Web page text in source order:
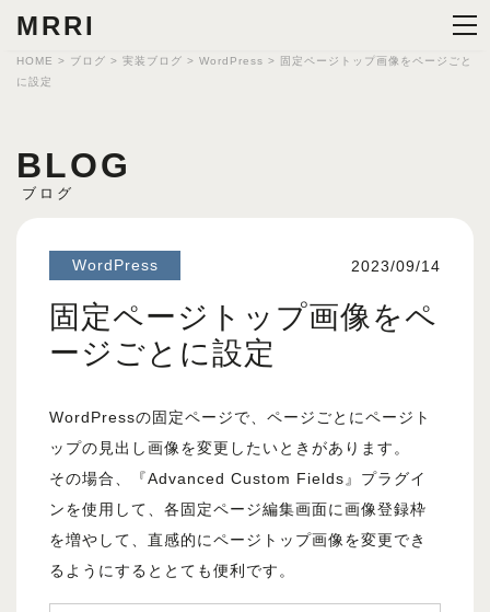
MRRI
HOME > ブログ > 実装ブログ > WordPress >
固定ページトップ画像をページごと
に設定
BLOG
ブログ
WordPress 2023/09/14
固定ページトップ画像をペ
ージごとに設定
WordPressの固定ページで、ページごとにページト
ップの見出し画像を変更したいときがあります。
その場合、『Advanced Custom Fields』プラグイ
ンを使用して、各固定ページ編集画面に画像登録枠
を増やして、直感的にページトップ画像を変更でき
るようにするととても便利です。